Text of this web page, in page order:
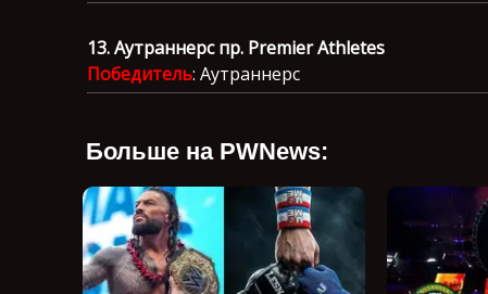
13. Аутраннерс пр. Premier Athletes
Победитель: Аутраннерс
Больше на PWNews: